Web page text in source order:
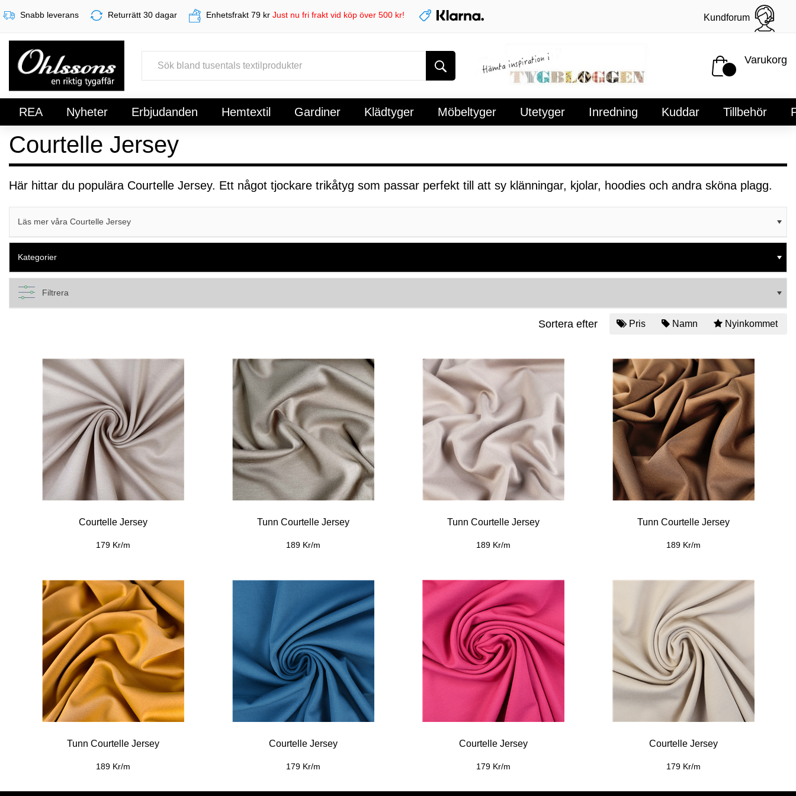
Snabb leverans Returrätt 30 dagar Enhetsfrakt 79 kr Just nu fri frakt vid köp över 500 kr! Kundforum
Varukorg
REA Nyheter Erbjudanden Hemtextil Gardiner Klädtyger Möbeltyger Utetyger Inredning Kuddar Tillbehör
Register Sign In
Courtelle Jersey
Här hittar du populära Courtelle Jersey. Ett något tjockare trikåtyg som passar perfekt till att sy klänningar, kjolar, hoodies och andra sköna plagg.
Läs mer våra Courtelle Jersey
Kategorier
Filtrera
Sortera efter Pris Namn Nyinkommet
Courtelle Jersey
179 Kr/m
Tunn Courtelle Jersey
189 Kr/m
Tunn Courtelle Jersey
189 Kr/m
Tunn Courtelle Jersey
189 Kr/m
Tunn Courtelle Jersey
189 Kr/m
Courtelle Jersey
179 Kr/m
Courtelle Jersey
179 Kr/m
Courtelle Jersey
179 Kr/m